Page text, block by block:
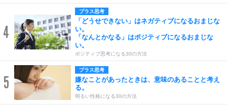
4
プラス思考
「どうせできない」はネガティブになるおまじな
い。
「なんとかなる」はポジティブになるおまじな
い。
ポジティブ思考になる30の方法
5
プラス思考
嫌なことがあったときは、意味のあることと考え
る。
明るい性格になる30の方法